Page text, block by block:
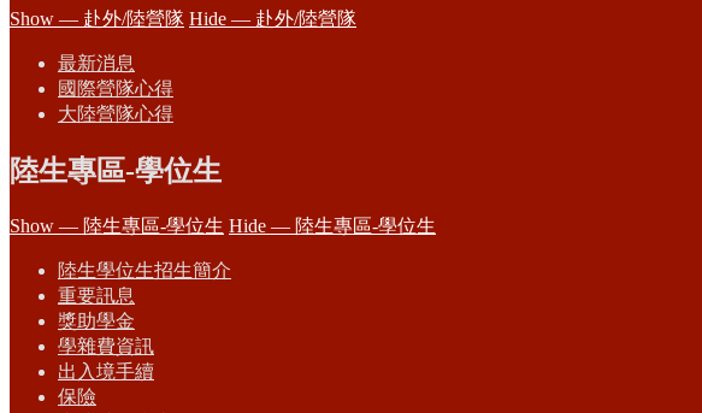
Show — 赴外/陸營隊 Hide — 赴外/陸營隊
最新消息
國際營隊心得
大陸營隊心得
陸生專區-學位生
Show — 陸生專區-學位生 Hide — 陸生專區-學位生
陸生學位生招生簡介
重要訊息
獎助學金
學雜費資訊
出入境手續
保險